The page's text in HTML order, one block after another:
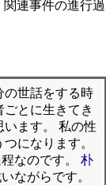
連事件の進行過
の世話をする時
とに生きてき
ます。 私の性
になります。
程なのです。朴
ながらです。